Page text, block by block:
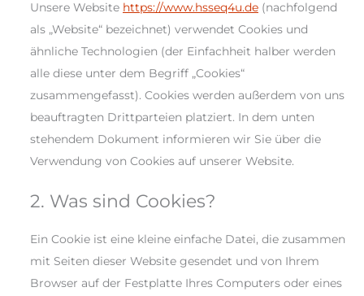
Unsere Website https://www.hsseq4u.de (nachfolgend
als „Website“ bezeichnet) verwendet Cookies und
ähnliche Technologien (der Einfachheit halber werden
alle diese unter dem Begriff „Cookies“
zusammengefasst). Cookies werden außerdem von uns
beauftragten Drittparteien platziert. In dem unten
stehendem Dokument informieren wir Sie über die
Verwendung von Cookies auf unserer Website.
2. Was sind Cookies?
Ein Cookie ist eine kleine einfache Datei, die zusammen
mit Seiten dieser Website gesendet und von Ihrem
Browser auf der Festplatte Ihres Computers oder eines